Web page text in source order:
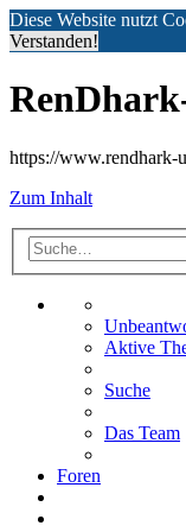
Diese Website nutzt
Verstanden!
https://www.rendhark-
Zum Inhalt
Aktive
Suche
Das Team
Foren